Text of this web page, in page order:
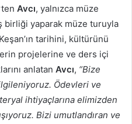
Avcı, yalnızca müze
yaparak müze turuyla
tarihini, kültürünü
projelerine ve ders içi
anlatan Avcı, “Bize
Ödevleri ve
ihtiyaçlarına elimizden
Bizi umutlandıran ve